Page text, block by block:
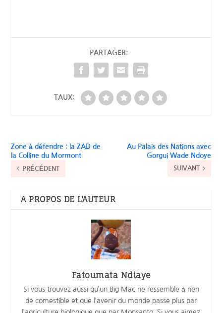
PARTAGER:
TAUX:
Zone à défendre : la ZAD de
la Colline du Mormont
PRÉCÉDENT
Au Palais des Nations avec
Gorgui Wade Ndoye
SUIVANT
A PROPOS DE L'AUTEUR
Fatoumata Ndiaye
Si vous trouvez aussi qu’un Big Mac ne ressemble à rien
de comestible et que l’avenir du monde passe plus par